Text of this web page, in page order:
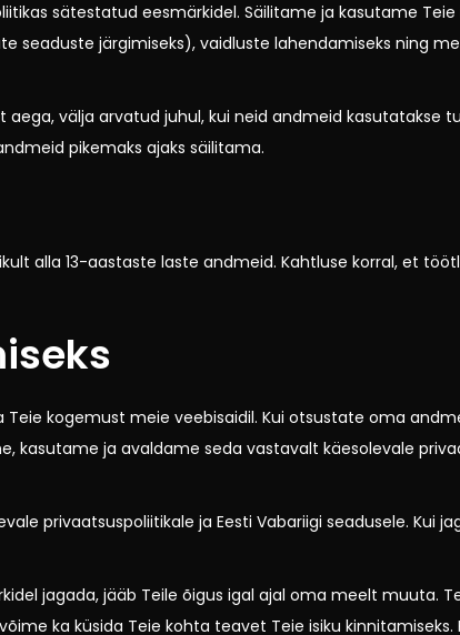
sätestatud eesmärkidel. Säilitame ja kasutame
järgimiseks), vaidluste lahendamiseks ning
välja arvatud juhul, kui neid andmeid kasutatakse
pikemaks ajaks säilitama.
alla 13-aastaste laste andmeid. Kahtluse korral, et
kogemust meie veebisaidil. Kui otsustate oma
ja avaldame seda vastavalt käesolevale
privaatsuspoliitikale ja Eesti Vabariigi seadusele. Kui
jagada, jääb Teile õigus igal ajal oma meelt muuta.
ka küsida Teie kohta teavet Teie isiku